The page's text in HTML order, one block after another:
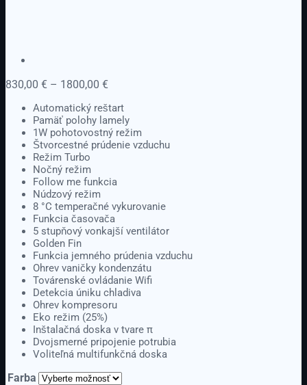
830,00 € – 1800,00 €
830,00 €
through
1800,00 €
Automatický reštart
Pamäť polohy lamely
1W pohotovostný režim
Štvorcestné prúdenie vzduchu
Režim Turbo
Nočný režim
Follow me funkcia
Núdzový režim
8 °C temperačné vykurovanie
Funkcia časovača
5 stupňový vonkajší ventilátor
Golden Fin
Funkcia jemného prúdenia vzduchu
Ohrev vaničky kondenzátu
Továrenské ovládanie Wifi
Detekcia úniku chladiva
Ohrev kompresoru
Eko režim (25%)
Inštalačná doska v tvare π
Dvojsmerné pripojenie potrubia
Voliteľná multifunkčná doska
Farba